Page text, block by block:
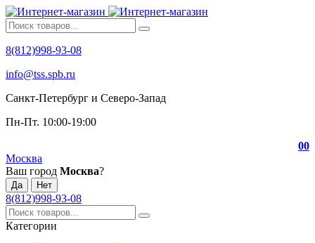
8(812)998-93-08
info@tss.spb.ru
Санкт-Петербург и Северо-Запад
Пн-Пт. 10:00-19:00
00
Москва
Ваш город Москва?
8(812)998-93-08
Категории